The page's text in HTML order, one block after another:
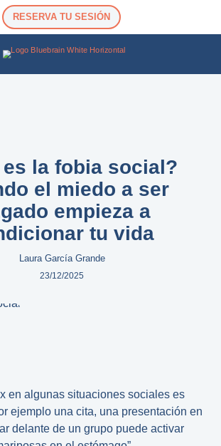
RESERVA TU SESIÓN
es la fobia social?
el miedo a ser
empieza a
tu vida
Laura García Grande
23/12/2025
en algunas situaciones sociales es
ejemplo una cita, una presentación en
delante de un grupo puede activar